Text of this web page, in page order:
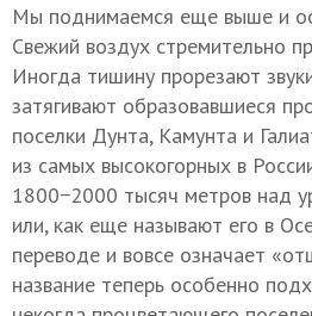
Мы поднимаемся еще выше и
Свежий воздух стремительно
Иногда тишину прорезают
затягивают образовавшиеся
поселки Дунта, Камунта и
из самых высокогорных в
1800−2000 тысяч метров над
или, как еще называют его в
переводе и вовсе означает
название теперь особенно